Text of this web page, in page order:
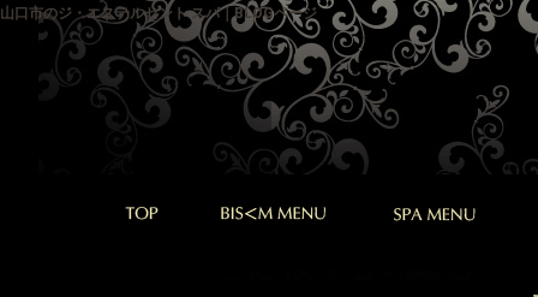
山口市のジ・エステルセント スパ｜BLOGページ